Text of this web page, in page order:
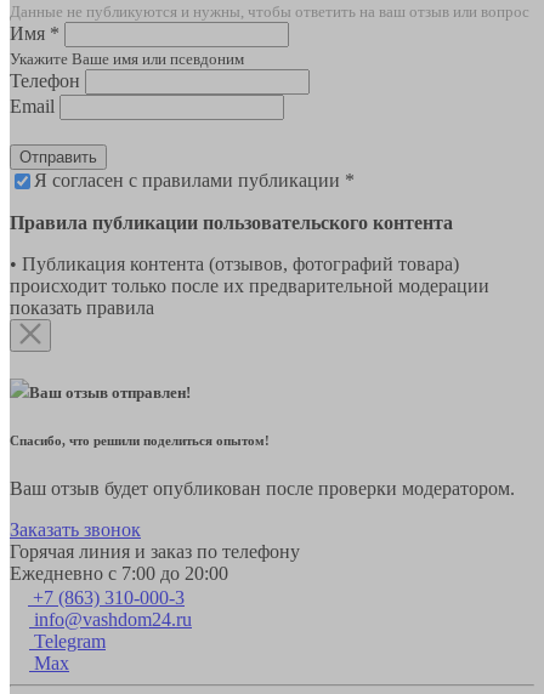
Данные не публикуются и нужны, чтобы ответить на ваш отзыв или вопрос
Имя *
Укажите Ваше имя или псевдоним
Телефон
Email
Отправить
Я согласен с правилами публикации *
Правила публикации пользовательского контента
• Публикация контента (отзывов, фотографий товара)
происходит только после их предварительной модерации
показать правила
Ваш отзыв отправлен!
Спасибо, что решили поделиться опытом!
Ваш отзыв будет опубликован после проверки модератором.
Заказать звонок
Горячая линия и заказ по телефону
Ежедневно с 7:00 до 20:00
+7 (863) 310-000-3
info@vashdom24.ru
Telegram
Max